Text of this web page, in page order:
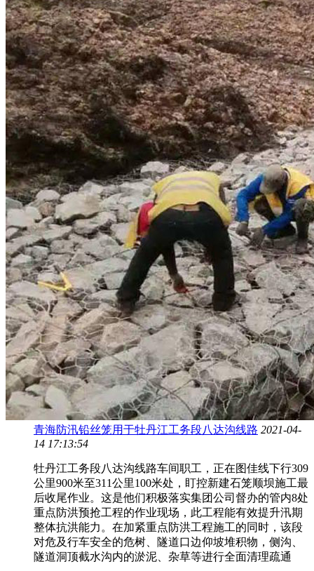
青海防汛铅丝笼用于牡丹江工务段八达沟线路 2021-04-
14 17:13:54
牡丹江工务段八达沟线路车间职工，正在图佳线下行309
公里900米至311公里100米处，盯控新建石笼顺坝施工最
后收尾作业。这是他们积极落实集团公司督办的管内8处
重点防洪预抢工程的作业现场，此工程能有效提升汛期
整体抗洪能力。在加紧重点防洪工程施工的同时，该段
对危及行车安全的危树、隧道口边仰坡堆积物，侧沟、
隧道洞顶截水沟内的淤泥、杂草等进行全面清理疏通